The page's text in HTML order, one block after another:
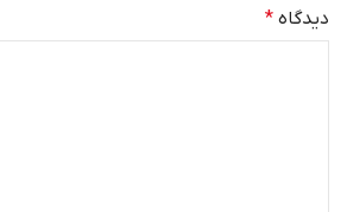
دیدگاه *